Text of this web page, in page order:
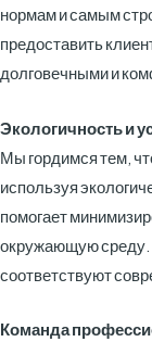
нормам и самым
предоставить
долговечными и
Экологичность и
Мы гордимся тем,
используя
помогает
окружающую
соответствуют
Команда